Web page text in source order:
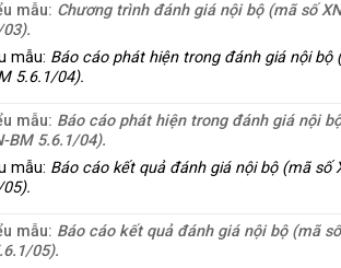
mẫu: Chương trình đánh giá nội bộ (mã số
mẫu: Báo cáo phát hiện trong đánh giá nội bộ
5.6.1/04).
mẫu: Báo cáo phát hiện trong đánh giá nội
BM 5.6.1/04).
mẫu: Báo cáo kết quả đánh giá nội bộ (mã số
mẫu: Báo cáo kết quả đánh giá nội bộ (mã
05).